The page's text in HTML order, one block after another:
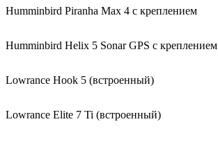
Humminbird Piranha Max 4 с креплением
Humminbird Helix 5 Sonar GPS с креплением
Lowrance Hook 5 (встроенный)
Lowrance Elite 7 Ti (встроенный)